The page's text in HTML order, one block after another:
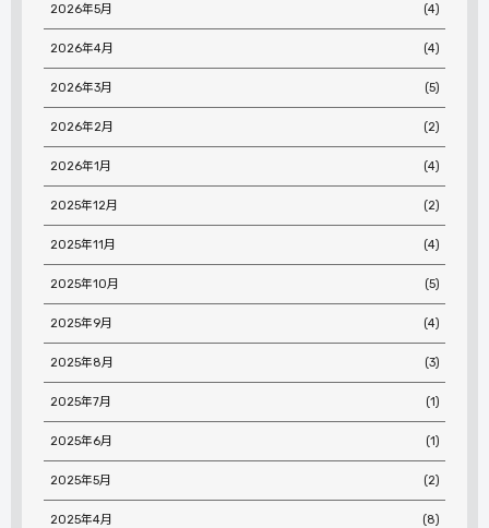
2026年5月 (4)
2026年4月 (4)
2026年3月 (5)
2026年2月 (2)
2026年1月 (4)
2025年12月 (2)
2025年11月 (4)
2025年10月 (5)
2025年9月 (4)
2025年8月 (3)
2025年7月 (1)
2025年6月 (1)
2025年5月 (2)
2025年4月 (8)